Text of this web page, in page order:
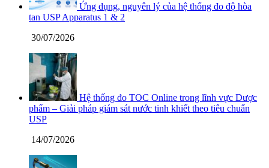
Ứng dụng, nguyên lý của hệ thống đo độ hòa
tan USP Apparatus 1 & 2
30/07/2026
Hệ thống đo TOC Online trong lĩnh vực Dược
phẩm – Giải pháp giám sát nước tinh khiết theo tiêu chuẩn
USP
14/07/2026